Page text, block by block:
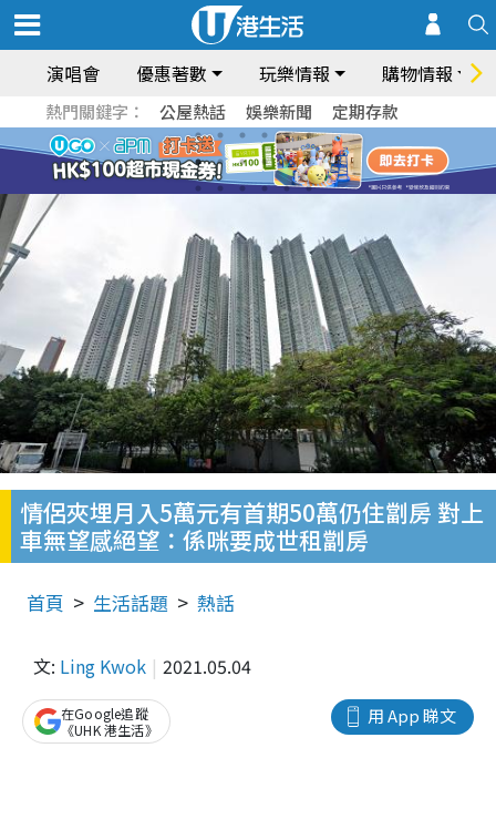
演唱會 優惠著數 玩樂情報 購物情報
熱門關鍵字： 公屋熱話 娛樂新聞 定期存款
情侶夾埋月入5萬元有首期50萬仍住劏房 對上
車無望感絕望：係咪要成世租劏房
首頁 生活話題 熱話
文: Ling Kwok 2021.05.04
用 App 睇文
在Google追蹤
《UHK 港生活》